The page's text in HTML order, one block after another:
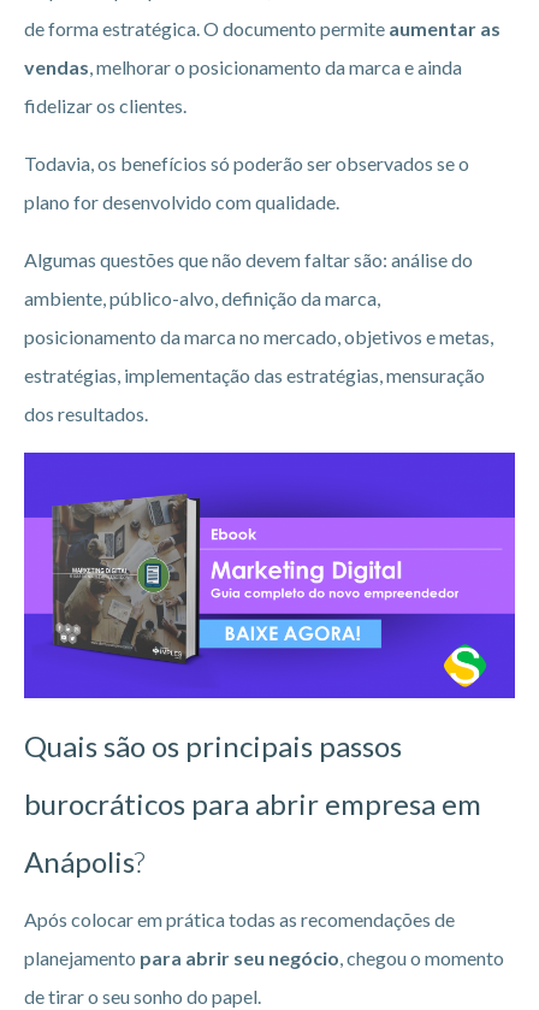
de forma estratégica. O documento permite aumentar as
vendas , melhorar o posicionamento da marca e ainda
fidelizar os clientes.
Todavia, os benefícios só poderão ser observados se o
plano for desenvolvido com qualidade.
Algumas questões que não devem faltar são: análise do
ambiente, público-alvo, definição da marca,
posicionamento da marca no mercado, objetivos e metas,
estratégias, implementação das estratégias, mensuração
dos resultados.
Quais são os principais passos
burocráticos para abrir empresa em
Anápolis?
Após colocar em prática todas as recomendações de
planejamento para abrir seu negócio , chegou o momento
de tirar o seu sonho do papel.